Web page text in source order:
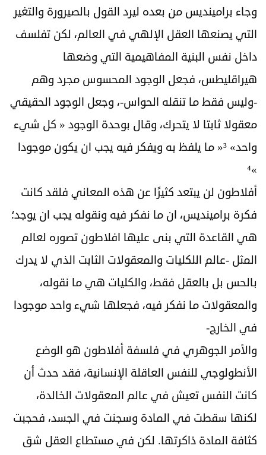
وجاء برامينديس من بعده ليرد القول بالصيرورة والتغير
التي يصنعها العقل الإلهي في العالم، لكن تفلسف
داخل نفس البنية المفاهيمية التي وضعها
هيراقليطس، فجعل الوجود المحسوس مجرد وهم
-وليس فقط ما تنقله الحواس-، وجعل الوجود الحقيقي
معقولا ثابتا لا يتحرك، وقال بوحدة الوجود « كل شيء
واحد» ³« ما يلفظ به ويفكر فيه يجب ان يكون موجودا
»⁴
أفلاطون لن يبتعد كثيرًا عن هذه المعاني فلقد كانت
فكرة برامينديس، ان ما نفكر فيه ونقوله يجب ان يوجد؛
هي القاعدة التي بنى عليها افلاطون تصوره لعالم
المثل -عالم اللكليات والمعقولات الثابت الذي لا يدرك
بالحس بل بالعقل فقط، والكليات هي ما نقوله،
والمعقولات ما نفكر فيه، فجعلها شيء واحد موجودا
في الخارج-
والأمر الجوهري في فلسفة أفلاطون هو الوضع
الأنطولوجي للنفس العاقلة الإنسانية، فقد حدث أن
كانت النفس تعيش في عالم المعقولات الخالدة،
لكنها سقطت في المادة وسجنت في الجسد، فحجبت
كثافة المادة ذاكرتها. لكن في مستطاع العقل شق